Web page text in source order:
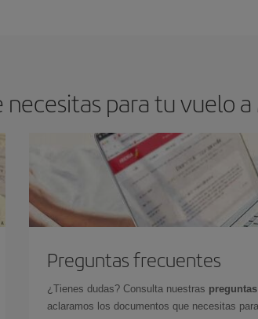
para tu vuelo
Preguntas frecuentes
¿Tienes dudas? Consulta nuestras
aclaramos los documentos que necesitas